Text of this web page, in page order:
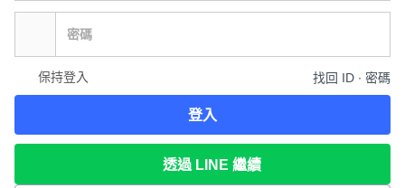
保持登入 找回 ID ∙ 密碼
登入
透過 LINE 繼續